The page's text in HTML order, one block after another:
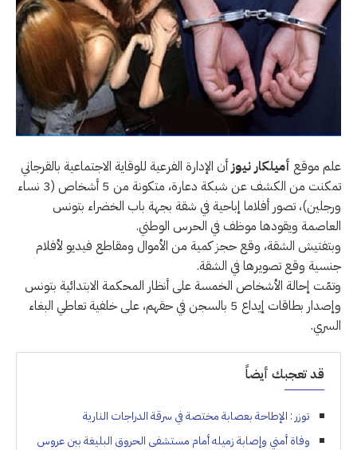
علم موقع أميلكار نيوز أن الإدارة الفرعية للوقاية الاجتماعية بالقرجاني
تمكنت من الكشف عن شبكة دعارة، متكونة من 5 أشخاص (3 نساء
ورجلين)، تصور أفلاما إباحية في شقة بجهة باب الخضراء بتونس
العاصمة ويقودها موظف في الحرس الوطني.
وبتفتيش الشقة، وقع حجز كمية من الأموال ومقاطع فيديو لأفلام
جنسية وقع تصويرها في الشقة.
وتمّت إحالة الأشخاص الخمسة على أنظار المحكمة الابتدائية بتونس
وإصدار بطاقات إيداع 5 بالسجن في حقهم، على خلفية تعاطي البغاء
السري.
قد تعجبك أيضاً
توزر : الإطاحة بعصابة مختصة في سرقة الدراجات النارية
وفاة أمني وإصابة زميله أمام مستشفى الحروق البليغة ببن عروس